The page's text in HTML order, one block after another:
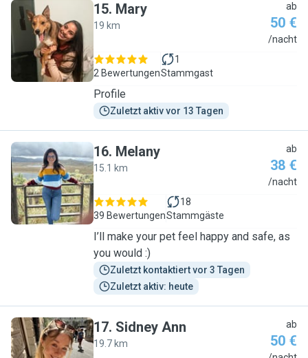
M
15. Mary
19 km
ab
50 €
/nacht
2 Bewertungen
1
Stammgast
Profile
Zuletzt aktiv vor 13 Tagen
M
16. Melany
15.1 km
ab
38 €
/nacht
39 Bewertungen
18
Stammgäste
I’ll make your pet feel happy and safe, as
you would :)
Zuletzt kontaktiert vor 3 Tagen
Zuletzt aktiv: heute
17. Sidney Ann
19.7 km
ab
50 €